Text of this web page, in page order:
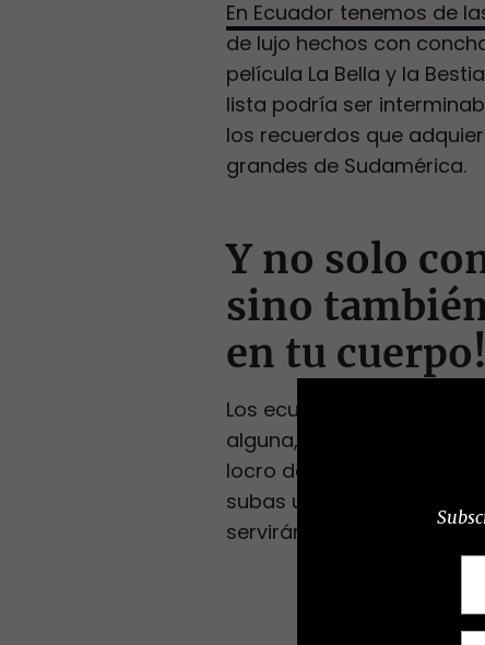
En Ecuador tenemos de
de lujo hechos con
película La Bella y la
lista podría ser
los recuerdos que
grandes de Sudamérica.
Y no solo
sino
en tu cuerpo!
Los ecuatorianos
alguna, es uno de
locro de papá, el sango
subas un par de libras
servirán para neutralizar